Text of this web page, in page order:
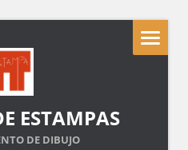
ESTAMPAS
DE DIBUJO